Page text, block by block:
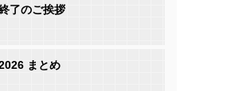
了のご挨拶
まとめ